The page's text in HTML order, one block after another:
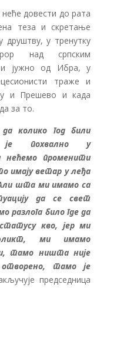
довести до рата
теза и скретање
у тренутку
над српским
и јужно од Ибра, у
траже и
и Прешево и када
за то.
колико год били
је похвално у
нећемо променити
имају ветар у леђа
шта ми имамо са
да се свет
разлога било где да
кво, јер ми
ми имамо
тамо ништа није
тамо је
председница